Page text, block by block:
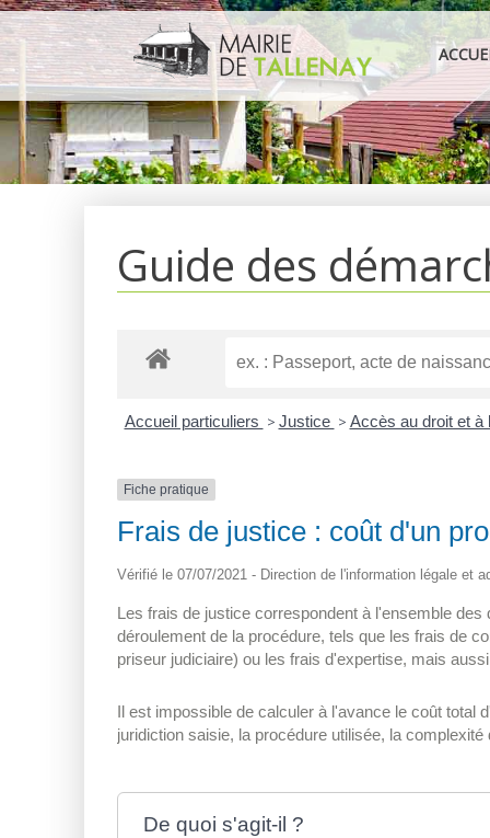
Aller
au
contenu
Guide des
Accueil particuliers > Justice > Accès au droit et à
Fiche pratique
Frais de justice : coût d'un
Vérifié le 07/07/2021 - Direction de l'information légale et
Les frais de justice correspondent à l'ensemble
déroulement de la procédure, tels que les frais de
priseur judiciaire) ou les frais d'expertise, mais
Il est impossible de calculer à l'avance le coût total
juridiction saisie, la procédure utilisée, la
De quoi s'agit-il ?